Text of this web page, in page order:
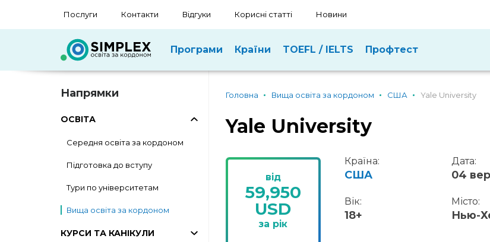
Послуги Контакти Відгуки Корисні статті Новини
Програми Країни TOEFL / IELTS Профтест
Напрямки
ОСВІТА
Середня освіта за кордоном
Підготовка до вступу
Тури по університетам
Вища освіта за кордоном
КУРСИ ТА КАНІКУЛИ
Головна Вища освіта за кордоном США Yale University
Yale University
від
59,950
USD
за рік
Країна:
США
Дата:
04
Вік:
18+
Місто:
Нью-